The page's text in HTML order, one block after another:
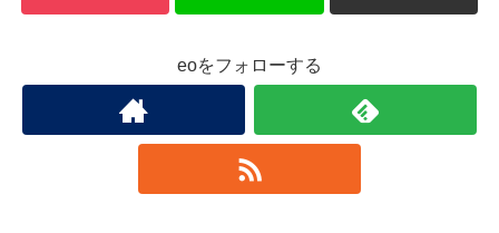
eoをフォローする